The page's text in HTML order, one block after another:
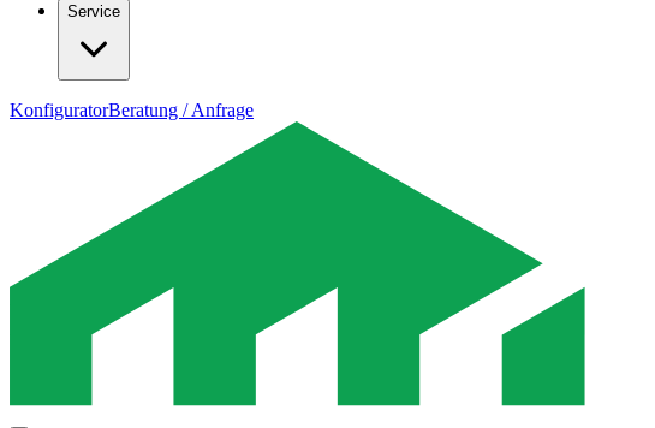
Service
KonfiguratorBeratung / Anfrage